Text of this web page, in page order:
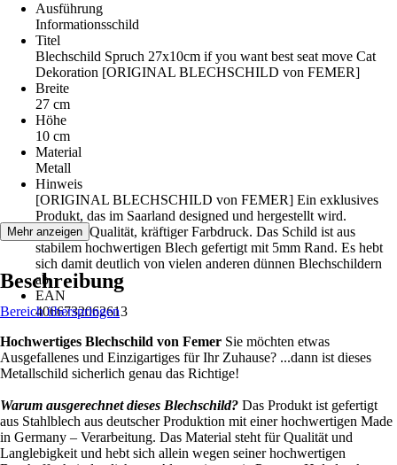
Ausführung
Informationsschild
Titel
Blechschild Spruch 27x10cm if you want best seat move Cat
Dekoration [ORIGINAL BLECHSCHILD von FEMER]
Breite
27 cm
Höhe
10 cm
Material
Metall
Hinweis
[ORIGINAL BLECHSCHILD von FEMER] Ein exklusives
Produkt, das im Saarland designed und hergestellt wird.
Premium Qualität, kräftiger Farbdruck. Das Schild ist aus
stabilem hochwertigen Blech gefertigt mit 5mm Rand. Es hebt
sich damit deutlich von vielen anderen dünnen Blechschildern
ab.
EAN
4066732062613
Mehr anzeigen
Beschreibung
Bereich überspringen
Hochwertiges Blechschild von Femer Sie möchten etwas
Ausgefallenes und Einzigartiges für Ihr Zuhause? ...dann ist dieses
Metallschild sicherlich genau das Richtige!
Warum ausgerechnet dieses Blechschild? Das Produkt ist gefertigt
aus Stahlblech aus deutscher Produktion mit einer hochwertigen Made
in Germany – Verarbeitung. Das Material steht für Qualität und
Langlebigkeit und hebt sich allein wegen seiner hochwertigen